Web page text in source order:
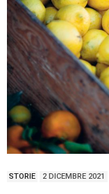
STORIE 2 DICEMBRE 2021